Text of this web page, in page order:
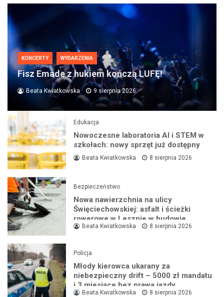
KONCERTY WYDARZENIA
Fisz Emade z hukiem kończą LUFĘ!
Beata Kwiatkowska 9 sierpnia 2026
Edukacja
Nowoczesne laboratoria AI i STEM w
szkołach: nowy sprzęt już dostępny
Beata Kwiatkowska 8 sierpnia 2026
Bezpieczeństwo
Nowa nawierzchnia na ulicy
Święciechowskiej: asfalt i ścieżki
rowerowe w Lesznie w budowie
Beata Kwiatkowska 8 sierpnia 2026
Policja
Młody kierowca ukarany za
niebezpieczny drift – 5000 zł mandatu
i 3 miesiące bez prawa jazdy
Beata Kwiatkowska 8 sierpnia 2026